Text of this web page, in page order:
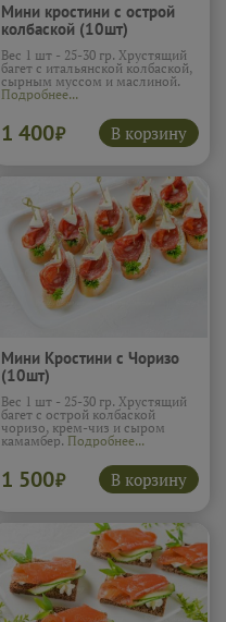
Мини кростини с острой
колбаской (10шт)
Вес 1 шт - 25-30 гр. Хрустящий
багет с итальянской колбаской,
сырным муссом и маслиной.
Подробнее...
1 400₽ В корзину
Мини Кростини с Чоризо
(10шт)
Вес 1 шт - 25-30 гр. Хрустящий
багет с острой колбаской
чоризо, крем-чиз и сыром
камамбер. Подробнее...
1 500₽ В корзину